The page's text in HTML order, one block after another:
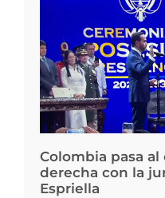
Colombia pasa
derecha con la
Espriella